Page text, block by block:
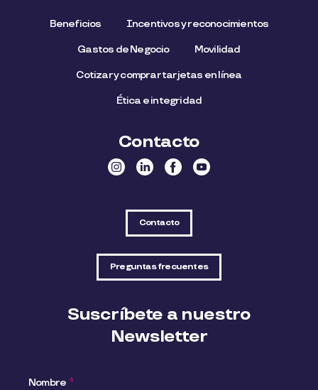
Beneficios Incentivos y reconocimientos
Gastos de Negocio Movilidad
Cotizar y comprar tarjetas en línea
Ética e integridad
Contacto
Contacto
Preguntas frecuentes
Suscríbete a nuestro
Newsletter
Nombre *